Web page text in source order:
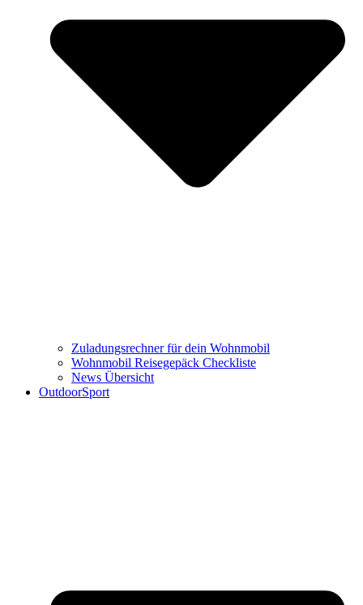
Zuladungsrechner für dein Wohnmobil
Wohnmobil Reisegepäck Checkliste
News Übersicht
OutdoorSport